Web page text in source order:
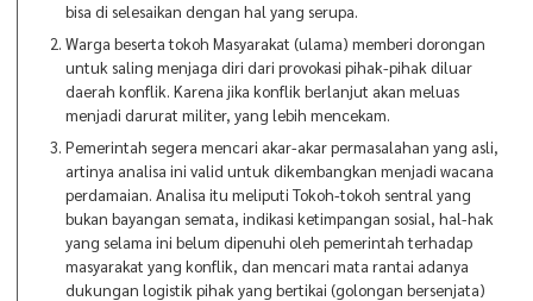
bisa di selesaikan dengan hal yang serupa.
Warga beserta tokoh Masyarakat (ulama) memberi dorongan
untuk saling menjaga diri dari provokasi pihak-pihak diluar
daerah konflik. Karena jika konflik berlanjut akan meluas
menjadi darurat militer, yang lebih mencekam.
Pemerintah segera mencari akar-akar permasalahan yang asli,
artinya analisa ini valid untuk dikembangkan menjadi wacana
perdamaian. Analisa itu meliputi Tokoh-tokoh sentral yang
bukan bayangan semata, indikasi ketimpangan sosial, hal-hak
yang selama ini belum dipenuhi oleh pemerintah terhadap
masyarakat yang konflik, dan mencari mata rantai adanya
dukungan logistik pihak yang bertikai (golongan bersenjata)